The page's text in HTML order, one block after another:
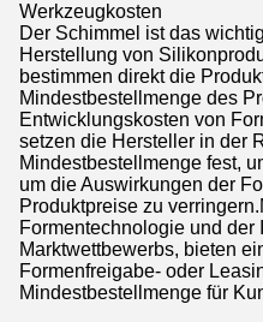
Werkzeugkosten
Der Schimmel ist das
Herstellung von
bestimmen direkt die
Mindestbestellmenge des
Entwicklungskosten von
setzen die Hersteller in der
Mindestbestellmenge fest,
um die Auswirkungen der
Produktpreise zu
Formentechnologie und der
Marktwettbewerbs, bieten
Formenfreigabe- oder
Mindestbestellmenge für